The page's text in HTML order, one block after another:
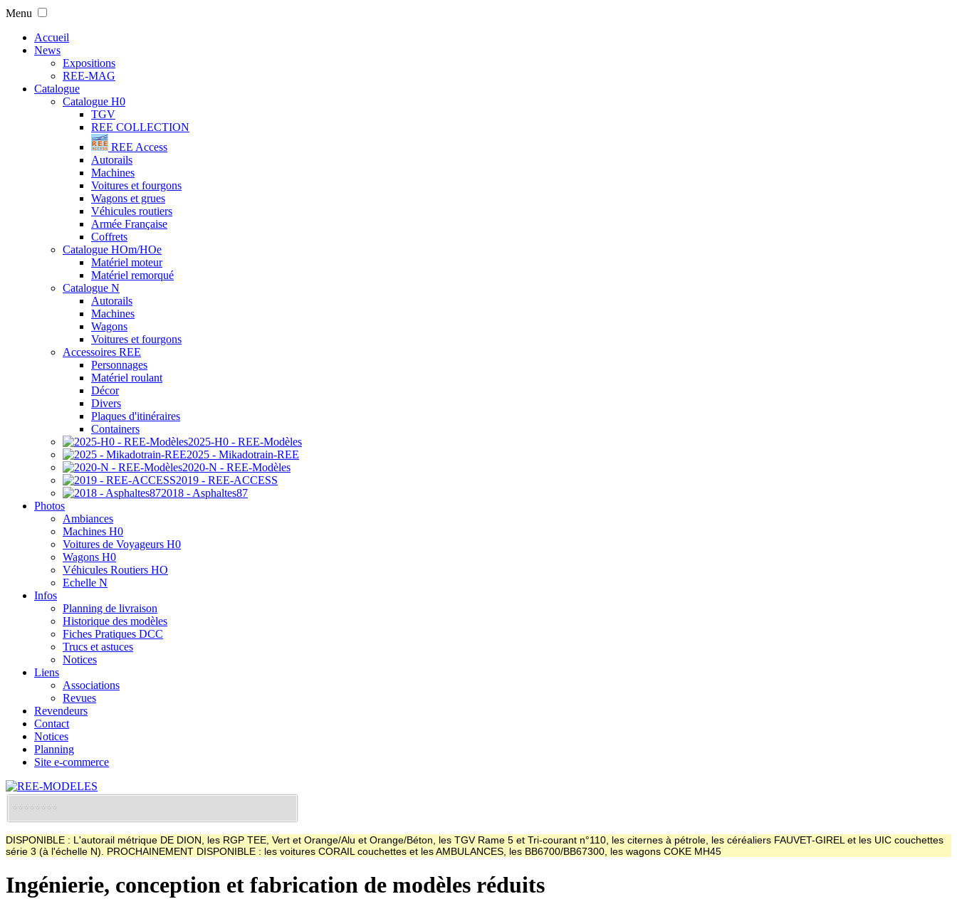
Menu
Accueil
News
Expositions
REE-MAG
Catalogue
Catalogue H0
TGV
REE COLLECTION
REE Access
Autorails
Machines
Voitures et fourgons
Wagons et grues
Véhicules routiers
Armée Française
Coffrets
Catalogue HOm/HOe
Matériel moteur
Matériel remorqué
Catalogue N
Autorails
Machines
Wagons
Voitures et fourgons
Accessoires REE
Personnages
Matériel roulant
Décor
Divers
Plaques d'itinéraires
Containers
2025-H0 - REE-Modèles
2025 - Mikadotrain-REE
2020-N - REE-Modèles
2019 - REE-ACCESS
2018 - Asphaltes87
Photos
Ambiances
Machines H0
Voitures de Voyageurs H0
Wagons H0
Véhicules Routiers HO
Echelle N
Infos
Planning de livraison
Historique des modèles
Fiches Pratiques DCC
Trucs et astuces
Notices
Liens
Associations
Revues
Revendeurs
Contact
Notices
Planning
Site e-commerce
DISPONIBLE : L'autorail métrique DE DION, les RGP TEE, Vert et Orange/Alu et Orange/Béton, les TGV Rame 5 et Tri-courant n°110, les citernes à pétrole, les céréaliers FAUVET-GIREL et les UIC couchettes
série 3 (à l'échelle N). PROCHAINEMENT DISPONIBLE : les voitures CORAIL couchettes et les AMBULANCES, les BB6700/BB67300, les wagons COKE MH45
Ingénierie, conception et fabrication de modèles réduits